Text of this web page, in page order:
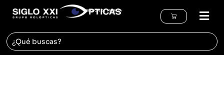
REGIÓN DE MURCIA